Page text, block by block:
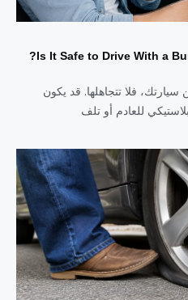
Is It Safe to Drive With a
فلا تتجاهلها. قد يكون
للعادم أو تلف